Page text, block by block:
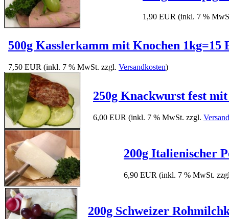
1,90 EUR (inkl. 7 %
500g Kasslerkamm mit Knochen 1kg=15
7,50 EUR (inkl. 7 % MwSt. zzgl. Versandkosten)
250g Knackwurst fest
6,00 EUR (inkl. 7 % MwSt. zzgl.
200g Italienischer
6,90 EUR (inkl. 7 % MwSt.
200g Schweizer